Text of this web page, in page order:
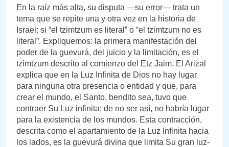
En la raíz más alta, su disputa —su error— trata un
tema que se repite una y otra vez en la historia de
Israel: si “el tzimtzum es literal” o “el tzimtzum no es
literal”. Expliquemos: la primera manifestación del
poder de la guevurá, del juicio y la limitación, es el
tzimtzum descrito al comienzo del Etz Jaim. El Arizal
explica que en la Luz Infinita de Dios no hay lugar
para ninguna otra presencia o entidad y que, para
crear el mundo, el Santo, bendito sea, tuvo que
contraer Su Luz infinita; de no ser así, no habría lugar
para la existencia de los mundos. Esta contracción,
descrita como el apartamiento de la Luz Infinita hacia
los lados, es la guevurá divina que limita Su gran luz-